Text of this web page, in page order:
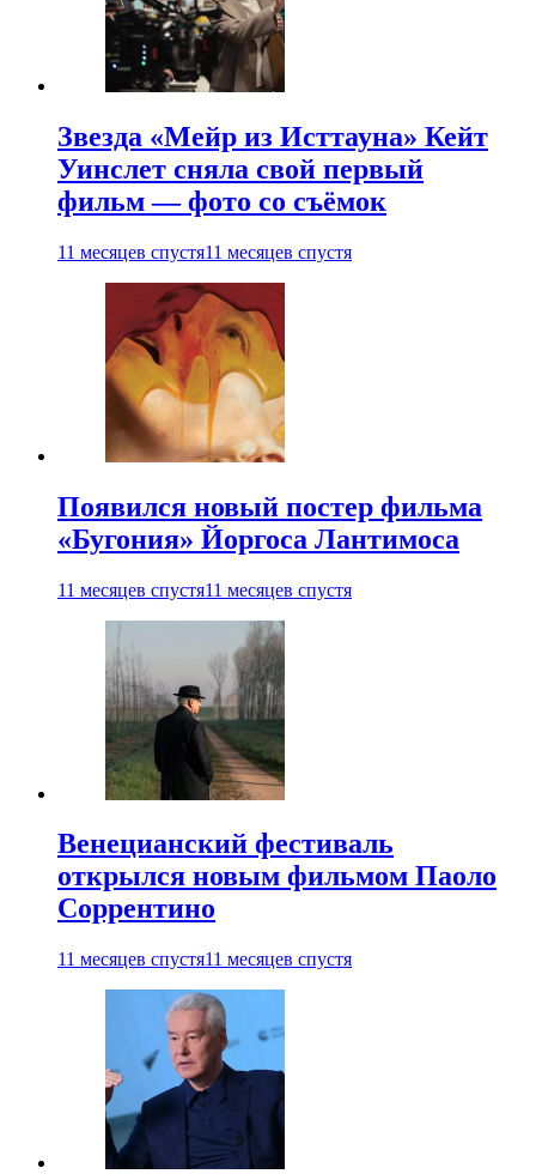
Звезда «Мейр из Исттауна» Кейт
Уинслет сняла свой первый
фильм — фото со съёмок
11 месяцев спустя11 месяцев спустя
Появился новый постер фильма
«Бугония» Йоргоса Лантимоса
11 месяцев спустя11 месяцев спустя
Венецианский фестиваль
открылся новым фильмом Паоло
Соррентино
11 месяцев спустя11 месяцев спустя